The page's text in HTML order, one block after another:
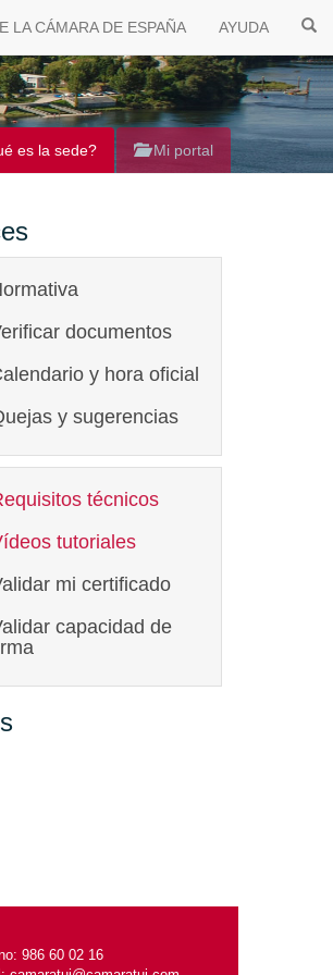
LA CÁMARA DE ESPAÑA AYUDA
es la sede? Mi portal
documentos
y hora oficial
y sugerencias
técnicos
tutoriales
mi certificado
capacidad de
986 60 02 16